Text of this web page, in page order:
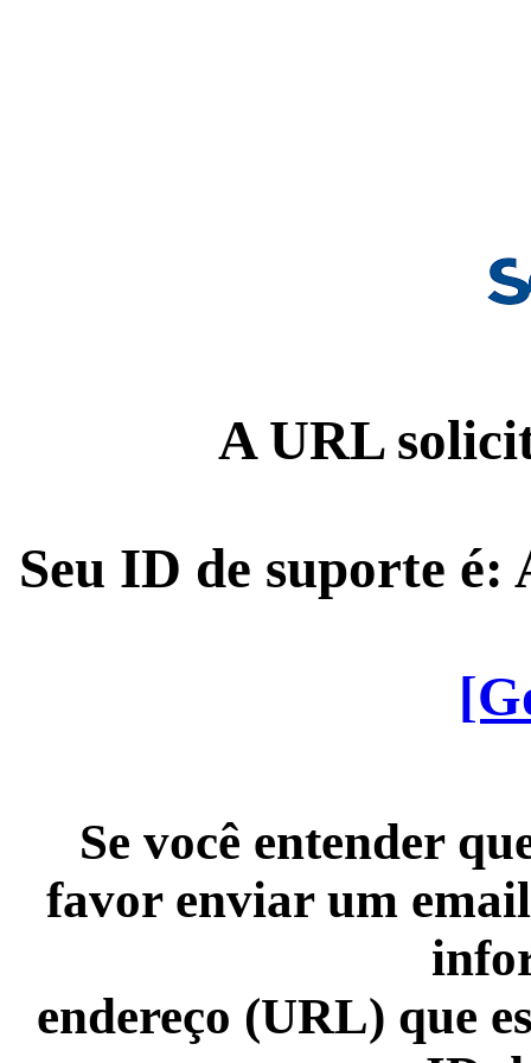
A URL
Seu ID de suporte é:
Se você entender
favor enviar um
endereço (URL) que